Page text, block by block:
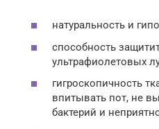
натуральность и
способность
ультрафиолетовых
гигроскопичность
впитывать пот, не
бактерий и